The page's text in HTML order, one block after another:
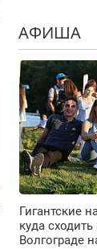
АФИША
Гигантские
куда
Волгограде